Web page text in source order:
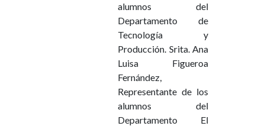
alumnos del
Departamento de
Tecnología y
Producción. Srita. Ana
Luisa Figueroa
Fernández,
Representante de los
alumnos del
Departamento El